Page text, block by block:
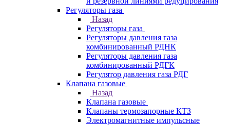
Регуляторы газа
Назад
Регуляторы газа
Регуляторы давления газа
комбинированный РДНК
Регуляторы давления газа
комбинированный РДГК
Регулятор давления газа РДГ
Клапана газовые
Назад
Клапана газовые
Клапаны термозапорные КТЗ
Электромагнитные импульсные